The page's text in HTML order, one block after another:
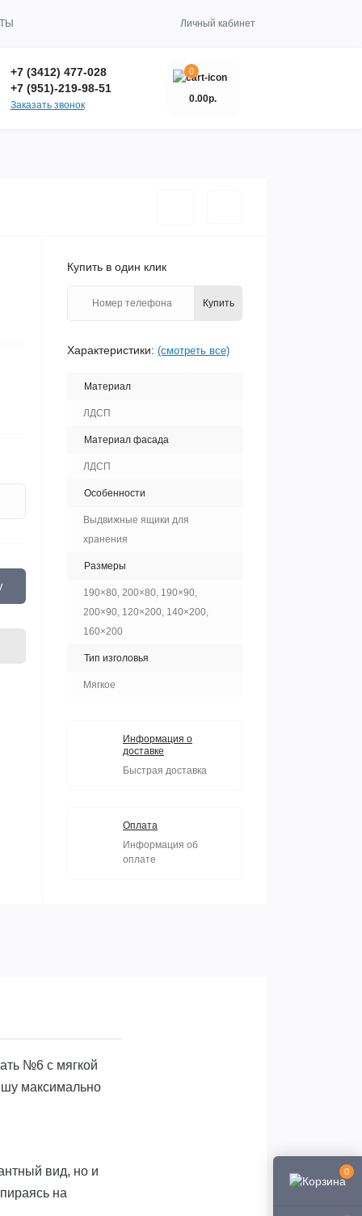
0
Личный кабинет
+7 (3412) 477-028
+7 (951)-219-98-51
Заказать звонок
0
0.00р.
Купить в один клик
Купить
Характеристики: (смотреть все)
Материал
ЛДСП
Материал фасада
ЛДСП
Особенности
Выдвижные ящики для
хранения
Размеры
190×80, 200×80, 190×90,
200×90, 120×200, 140×200,
160×200
Тип изголовья
Мягкое
Информация о
доставке
Быстрая доставка
Оплата
Информация об
оплате
№6 с мягкой
максимально
вид, но и
на